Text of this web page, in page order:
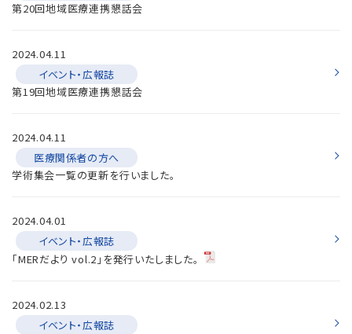
第20回地域医療連携懇話会
2024.04.11
イベント・広報誌
第19回地域医療連携懇話会
2024.04.11
医療関係者の方へ
学術集会一覧の更新を行いました。
2024.04.01
イベント・広報誌
「MERだより vol.2」を発行いたしました。
2024.02.13
イベント・広報誌